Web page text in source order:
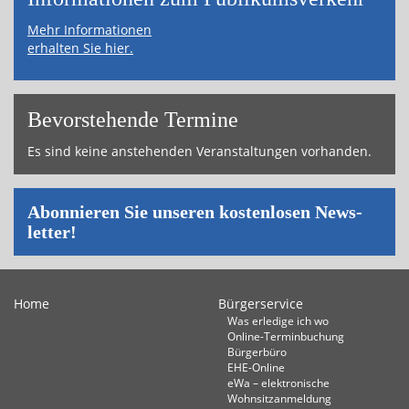
Mehr Informationen
erhalten Sie hier.
Bevor­ste­hende Ter­mi­ne
Es sind keine an­ste­hen­den Ver­an­stal­tun­gen vor­han­den.
Abon­nie­ren Sie un­se­ren kos­ten­lo­sen News­
let­ter!
Home Bürgerservice
Was erledige ich wo
Online-Terminbuchung
Bürgerbüro
EHE-Online
eWa – elektronische
Wohnsitzanmeldung